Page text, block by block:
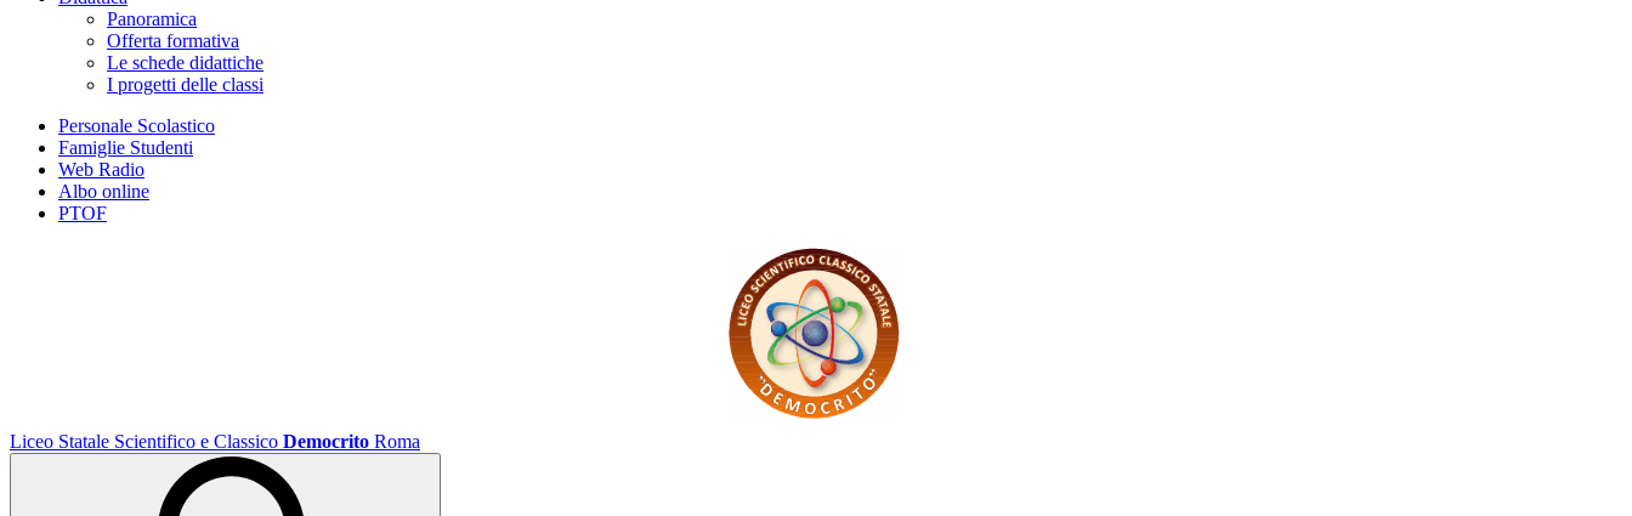
Panoramica
Offerta formativa
Le schede didattiche
I progetti delle classi
Personale Scolastico
Famiglie Studenti
Web Radio
Albo online
PTOF
Liceo Statale Scientifico e Classico Democrito Roma